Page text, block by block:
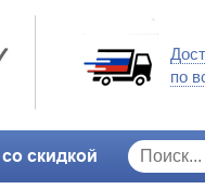
по
скидкой